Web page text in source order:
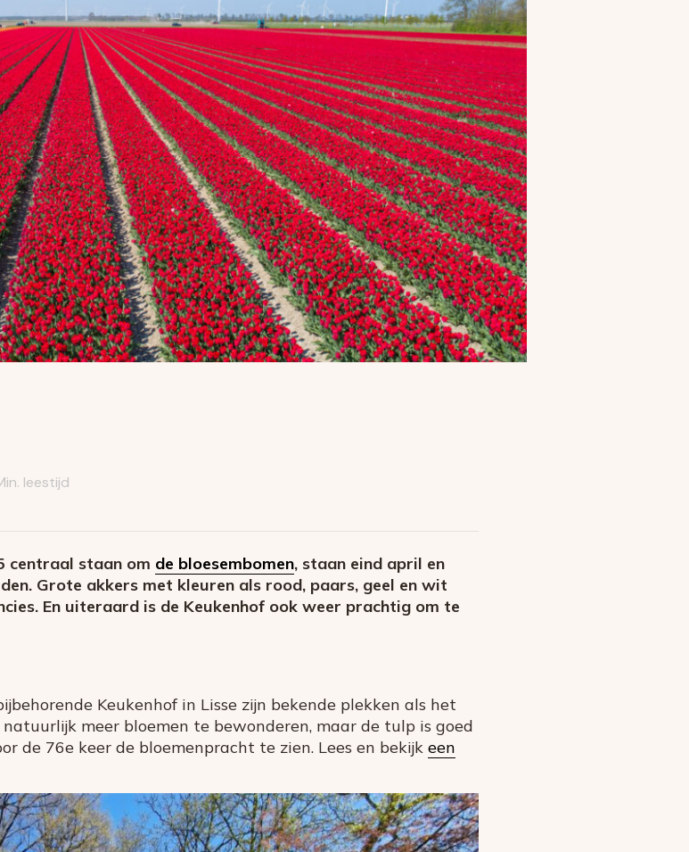
leestijd
centraal staan om de bloesembomen, staan eind april en
Grote akkers met kleuren als rood, paars, geel en wit
En uiteraard is de Keukenhof ook weer prachtig om te
Keukenhof in Lisse zijn bekende plekken als het
meer bloemen te bewonderen, maar de tulp is goed
de 76e keer de bloemenpracht te zien. Lees en bekijk een